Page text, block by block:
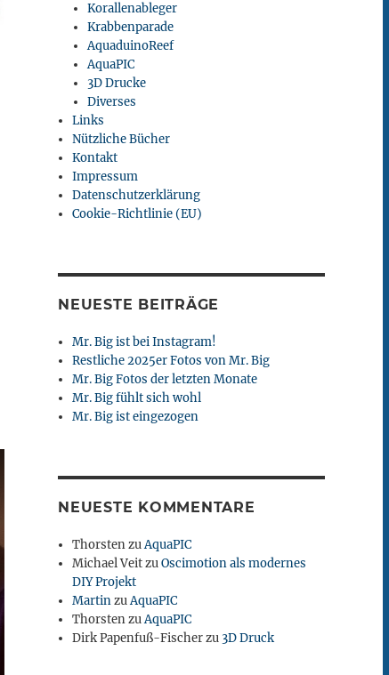
Korallenableger
Krabbenparade
AquaduinoReef
AquaPIC
3D Drucke
Diverses
Links
Nützliche Bücher
Kontakt
Impressum
Datenschutzerklärung
Cookie-Richtlinie (EU)
NEUESTE BEITRÄGE
Mr. Big ist bei Instagram!
Restliche 2025er Fotos von Mr. Big
Mr. Big Fotos der letzten Monate
Mr. Big fühlt sich wohl
Mr. Big ist eingezogen
NEUESTE KOMMENTARE
ThorstenzuAquaPIC
Michael VeitzuOscimotion als modernes
DIY Projekt
MartinzuAquaPIC
ThorstenzuAquaPIC
Dirk Papenfuß-Fischerzu 3D Druck